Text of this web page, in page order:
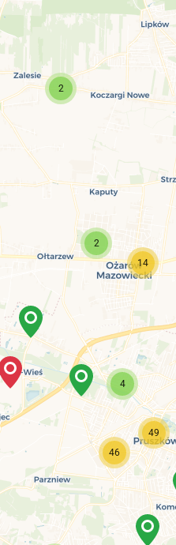
49
4
14
2
2
46